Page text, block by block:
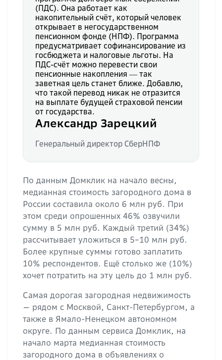
(ПДС). Она работает как
накопительный счёт, который человек
открывает в негосударственном
пенсионном фонде (НПФ). Программа
предусматривает софинансирование из
госбюджета и налоговые льготы. На
ПДС-счёт можно перевести свои
пенсионные накопления ― так
заветная цель станет ближе. Добавлю,
что такой перевод никак не отразится
на выплате будущей страховой пенсии
от государства.
Александр Зарецкий
Генеральный директор СберНПФ
По данным Домклик на начало весны,
медианная стоимость загородного дома в
России составила около 6 млн руб. При
этом среди опрошенных 46% озвучили
сумму в 5 млн руб. Каждый третий (34%)
рассчитывает уложиться в 5−10 млн руб.
Более крупные суммы готово заплатить
10% респондентов. Ещё столько же (10%)
хочет потратить на эту цель до 1 млн руб.
Самая дорогая загородная недвижимость
— рядом с Москвой, Санкт-Петербургом, а
также в Ямало-Ненецком автономном
округе. По данным сервиса Домклик, на
начало марта медианная стоимость
загородного дома в объявлениях о